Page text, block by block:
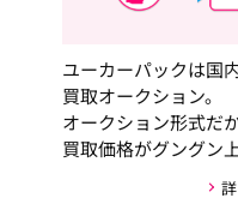
ユーカーパックは国
買取オークション。
オークション形式だ
買取価格がグングン